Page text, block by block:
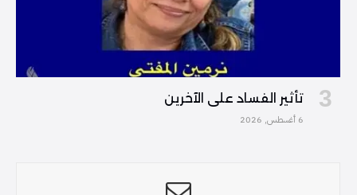
تأثير الفساد على الآخرين
6 أغسطس, 2026